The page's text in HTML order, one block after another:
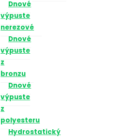
Dnové
výpuste
nerezové
Dnové
výpuste
z
bronzu
Dnové
výpuste
z
polyesteru
Hydrostatický